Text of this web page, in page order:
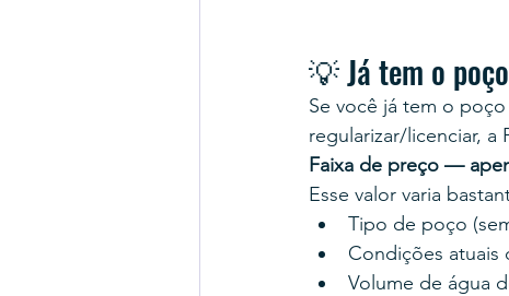
💡 Já tem o
Se você já tem o
regularizar/licenciar, a
Faixa de preço —
Esse valor varia
Tipo de poço
Condições
Volume de água